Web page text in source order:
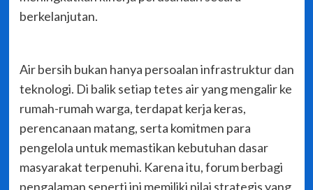
berkelanjutan.
Air bersih bukan hanya persoalan infrastruktur dan
teknologi. Di balik setiap tetes air yang mengalir ke
rumah-rumah warga, terdapat kerja keras,
perencanaan matang, serta komitmen para
pengelola untuk memastikan kebutuhan dasar
masyarakat terpenuhi. Karena itu, forum berbagi
pengalaman seperti ini memiliki nilai strategis yang